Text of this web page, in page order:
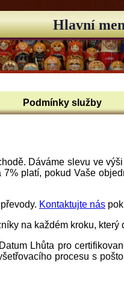
Hlavní
Podmínky služby
Dáváme slevu ve
platí, pokud Vaše
Kontaktujte nás
na každém kroku, který
Lhůta pro
procesu s